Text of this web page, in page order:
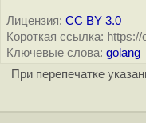
Лицензия: CC BY 3.0
Короткая ссылка:
Ключевые слова: golang
При перепечатке